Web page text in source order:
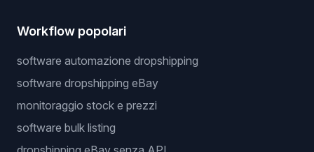
Workflow popolari
software automazione dropshipping
software dropshipping eBay
monitoraggio stock e prezzi
software bulk listing